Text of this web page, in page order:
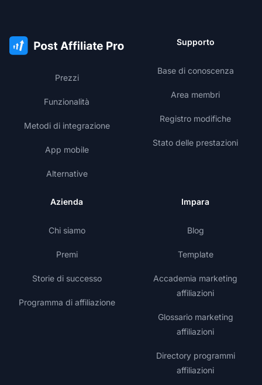
Prezzi
Funzionalità
Metodi di integrazione
App mobile
Alternative
Supporto
Base di conoscenza
Area membri
Registro modifiche
Stato delle prestazioni
Azienda
Chi siamo
Premi
Storie di successo
Programma di affiliazione
Impara
Blog
Template
Accademia marketing
affiliazioni
Glossario marketing
affiliazioni
Directory programmi
affiliazioni